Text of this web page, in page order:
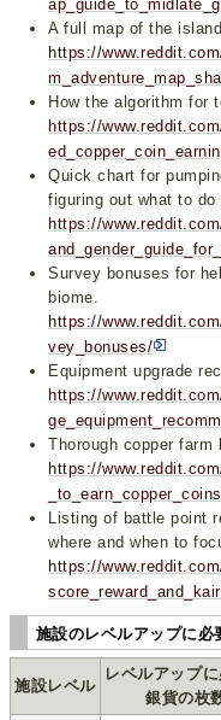
A full map of the
https://
How the algorithm for
https://
Quick chart for
figuring out what to
https://
Survey bonuses for
biome.
https://
vey_bonuses/
Equipment upgrade
https://
Thorough copper farm
https://
Listing of battle point
where and when to
https://
施設のレベルアップに
施設レベル
レベルアップ
銀貨の枚